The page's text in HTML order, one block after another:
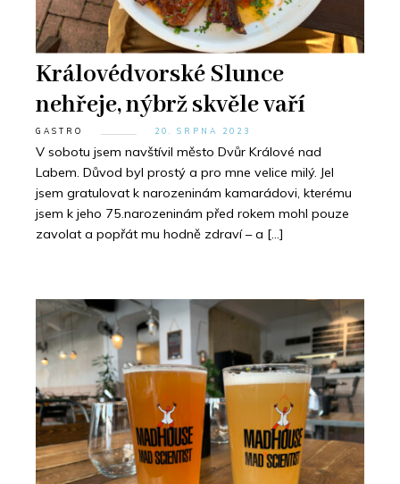
Královédvorské Slunce
nehřeje, nýbrž skvěle vaří
GASTRO 20. SRPNA 2023
V sobotu jsem navštívil město Dvůr Králové nad
Labem. Důvod byl prostý a pro mne velice milý. Jel
jsem gratulovat k narozeninám kamarádovi, kterému
jsem k jeho 75.narozeninám před rokem mohl pouze
zavolat a popřát mu hodně zdraví – a […]